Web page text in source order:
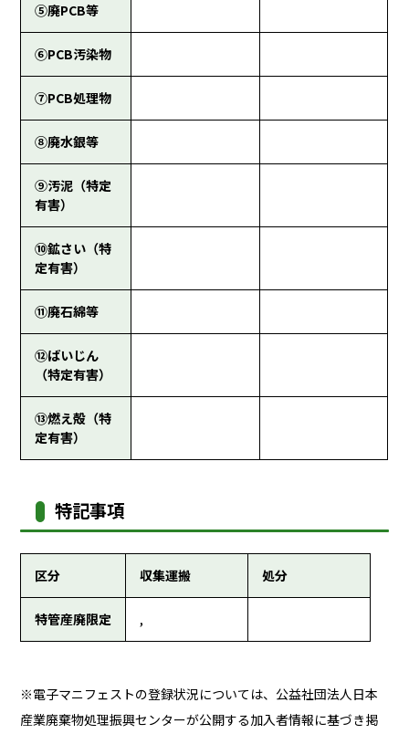
⑤廃PCB等
⑥PCB汚染物
⑦PCB処理物
⑧廃水銀等
⑨汚泥（特定
有害）
⑩鉱さい（特
定有害）
⑪廃石綿等
⑫ばいじん
（特定有害）
⑬燃え殻（特
定有害）
特記事項
区分 収集運搬 処分
特管産廃限定 ,
※電子マニフェストの登録状況については、公益社団法人日本
産業廃棄物処理振興センターが公開する加入者情報に基づき掲